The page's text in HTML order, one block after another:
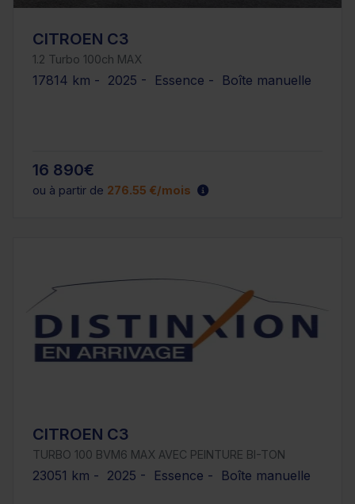
CITROEN C3
1.2 Turbo 100ch MAX
17814 km - 2025 - Essence - Boîte manuelle
16 890€
ou à partir de 276.55 €/mois
CITROEN C3
TURBO 100 BVM6 MAX AVEC PEINTURE BI-TON
23051 km - 2025 - Essence - Boîte manuelle